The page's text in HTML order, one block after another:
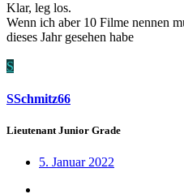
Klar, leg los.
Wenn ich aber 10 Filme nennen
dieses Jahr gesehen habe
S
SSchmitz66
Lieutenant Junior Grade
5. Januar 2022